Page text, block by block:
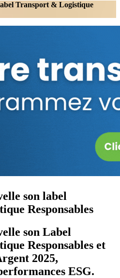
Transport & Logistique
son label
Responsables
son Label
Responsables et
2025,
ESG.